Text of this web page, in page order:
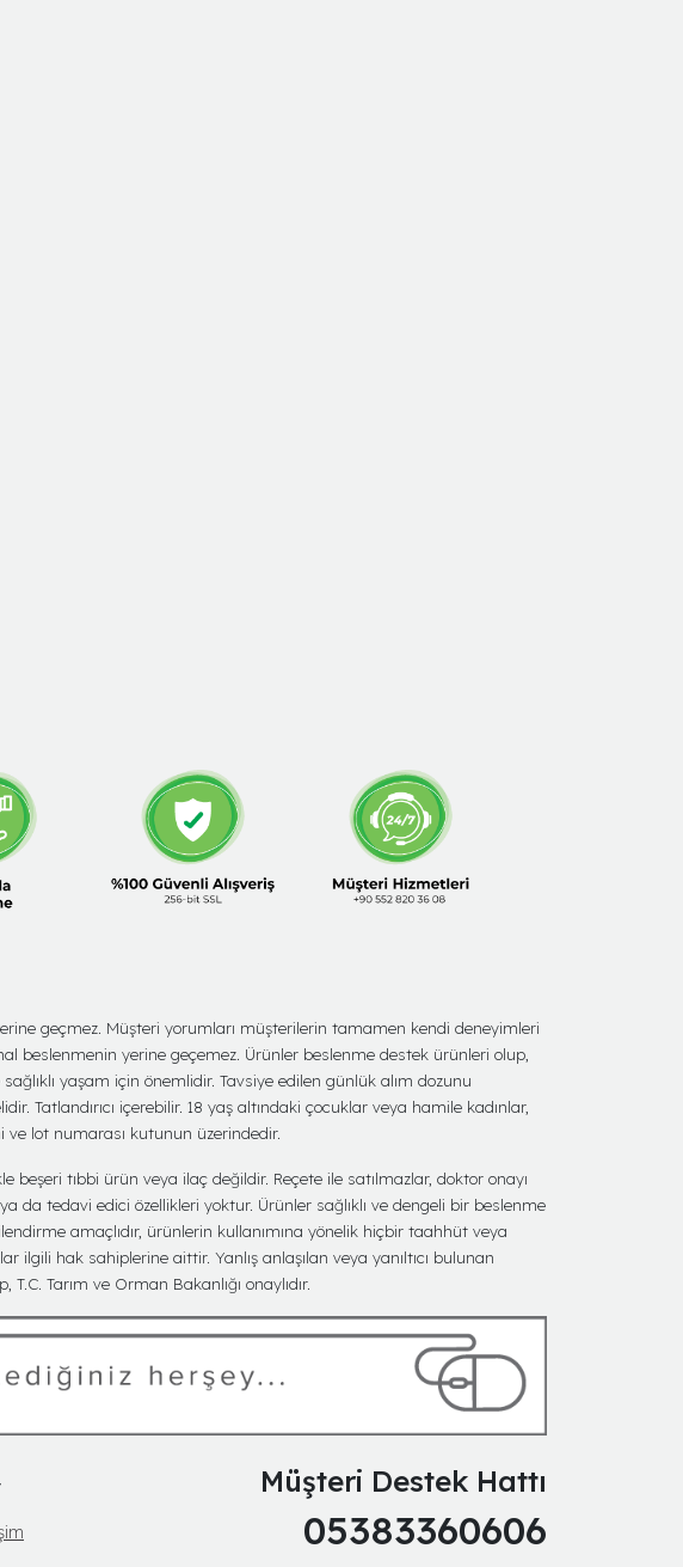
geçmez. Müşteri yorumları müşterilerin tamamen kendi deneyimleri
beslenmenin yerine geçemez. Ürünler beslenme destek ürünleri olup,
yaşam için önemlidir. Tavsiye edilen günlük alım dozunu
Tatlandırıcı içerebilir. 18 yaş altındaki çocuklar veya hamile kadınlar,
ve lot numarası kutunun üzerindedir.
tıbbi ürün veya ilaç değildir. Reçete ile satılmazlar, doktor onayı
da tedavi edici özellikleri yoktur. Ürünler sağlıklı ve dengeli bir beslenme
amaçlıdır, ürünlerin kullanımına yönelik hiçbir taahhüt veya
hak sahiplerine aittir. Yanlış anlaşılan veya yanıltıcı bulunan
Tarım ve Orman Bakanlığı onaylıdır.
Müşteri Destek Hattı
05383360606